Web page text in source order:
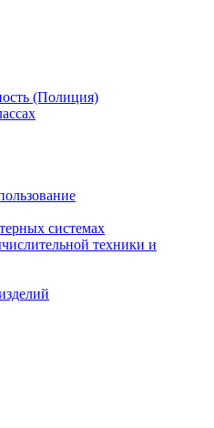
(Полиция)
системах
техники и